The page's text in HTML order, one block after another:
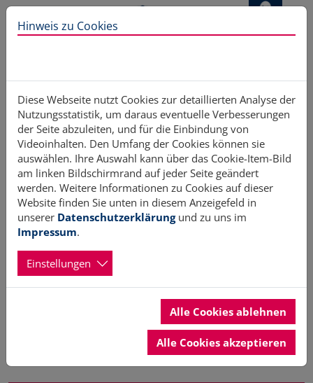
Direkt zur Hauptnavigation springen
Direkt zum Inhalt springen
Zur Unternavigation springen
HomeUnterstützung Organisationen
Organisationen
Hier finden Sie Organisationen, die Ihnen u.U. zu den jeweils
ausgewiesenen Bereichen hilfreich sein können. Diese
Auflistung erhebt nicht den Anspruch auf Vollständigkeit.
Aegidienhof e. V. Aegidienhof e. V.
Organisationen / Kultur / Soziales /
Hinweis zu Cookies
Diese Webseite nutzt Cookies zur detaillierten Analyse der
Nutzungsstatistik, um daraus eventuelle Verbesserungen
der Seite abzuleiten, und für die Einbindung von
Videoinhalten. Den Umfang der Cookies können sie
auswählen. Ihre Auswahl kann über das Cookie-Item-Bild
am linken Bildschirmrand auf jeder Seite geändert
werden. Weitere Informationen zu Cookies auf dieser
Website finden Sie unten in diesem Anzeigefeld in
unserer Datenschutzerklärungund zu uns im
Impressum.
Einstellungen
Alle Cookies ablehnen
Alle Cookies akzeptieren